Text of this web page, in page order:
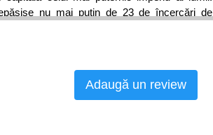
nu mai puțin de 23 de încercări de
într-unul dintre cele mai bizare episoade
mânuiește o multitudine de detalii istorice
crea un tablou medieval vibrant, de-a dreptul
rezumă la descrierea evenimentelor care au
Adaugă un review